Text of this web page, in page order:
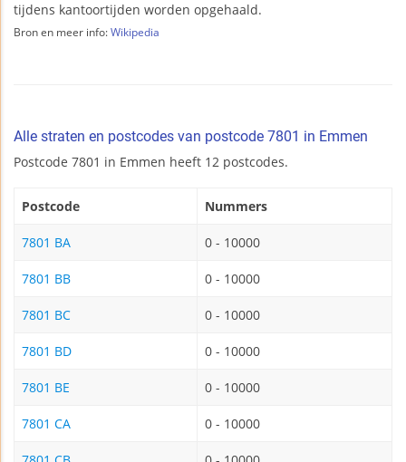
tijdens kantoortijden worden opgehaald.
Bron en meer info: Wikipedia
Alle straten en postcodes van postcode 7801 in Emmen
Postcode 7801 in Emmen heeft 12 postcodes.
Postcode Nummers
7801 BA 0 - 10000
7801 BB 0 - 10000
7801 BC 0 - 10000
7801 BD 0 - 10000
7801 BE 0 - 10000
7801 CA 0 - 10000